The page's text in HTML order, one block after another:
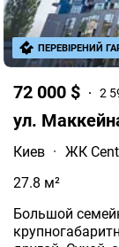
72 000 $ 2
ул.
Киев · ЖК
27.8 м²
Большой
ПЕРЕВІРЕНИЙ